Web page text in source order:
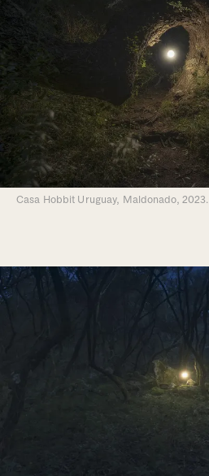
Casa Hobbit Uruguay, Maldonado, 2023.